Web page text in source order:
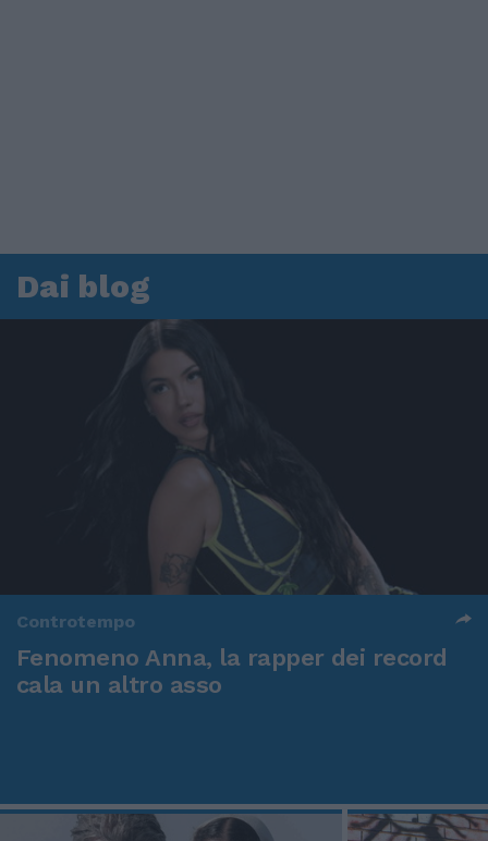
Dai blog
Controtempo
Fenomeno Anna, la rapper dei record
cala un altro asso